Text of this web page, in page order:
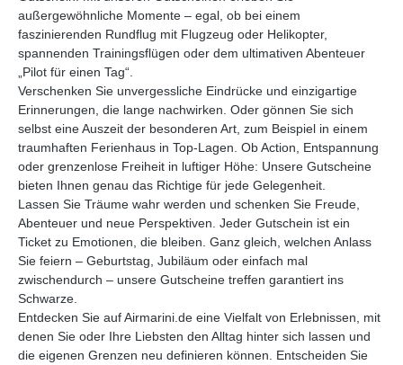
außergewöhnliche Momente – egal, ob bei einem
faszinierenden Rundflug mit Flugzeug oder Helikopter,
spannenden Trainingsflügen oder dem ultimativen Abenteuer
„Pilot für einen Tag“.
Verschenken Sie unvergessliche Eindrücke und einzigartige
Erinnerungen, die lange nachwirken. Oder gönnen Sie sich
selbst eine Auszeit der besonderen Art, zum Beispiel in einem
traumhaften Ferienhaus in Top-Lagen. Ob Action, Entspannung
oder grenzenlose Freiheit in luftiger Höhe: Unsere Gutscheine
bieten Ihnen genau das Richtige für jede Gelegenheit.
Lassen Sie Träume wahr werden und schenken Sie Freude,
Abenteuer und neue Perspektiven. Jeder Gutschein ist ein
Ticket zu Emotionen, die bleiben. Ganz gleich, welchen Anlass
Sie feiern – Geburtstag, Jubiläum oder einfach mal
zwischendurch – unsere Gutscheine treffen garantiert ins
Schwarze.
Entdecken Sie auf Airmarini.de eine Vielfalt von Erlebnissen, mit
denen Sie oder Ihre Liebsten den Alltag hinter sich lassen und
die eigenen Grenzen neu definieren können. Entscheiden Sie